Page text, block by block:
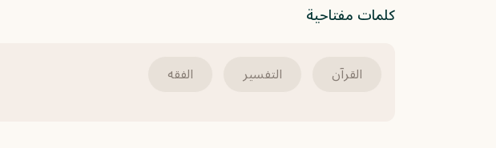
كلمات مفتاحية
القرآن التفسير الفقه